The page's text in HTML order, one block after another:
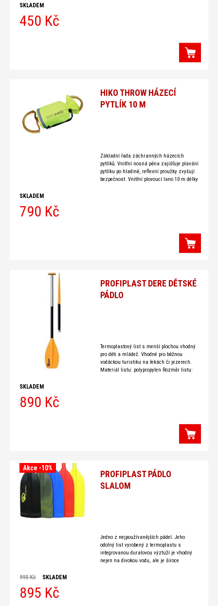
SKLADEM
450 Kč
HIKO THROW HÁZECÍ
PYTLÍK 10 M
Základní řada záchranných házecích
pytlíků. Vnitřní nosná pěna zajišťuje plavání
pytlíku po hladině, reflexní proužky zvyšují
bezpečnost. Vnitřní plovoucí lano 10 m délky
SKLADEM
790 Kč
PROFIPLAST DERE DĚTSKÉ
PÁDLO
Termoplastový list s menší plochou vhodný
pro děti a mládež. Vhodné pro běžnou
vodáckou turistiku na řekách či jezerech.
Materiál listu: polypropylen Rozměr listu:
SKLADEM
890 Kč
PROFIPLAST PÁDLO
SLALOM
Akce -10%
Jedno z nejpoužívanějších pádel. Jeho
odolný list vyrobený z termoplastu s
integrovanou duralovou výztuží je vhodný
nejen na divokou vodu, ale je široce
990 Kč SKLADEM
895 Kč